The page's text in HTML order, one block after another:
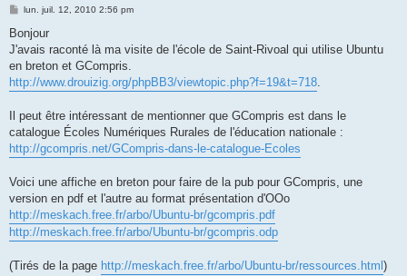
M
s
a
g
lun. juil. 12, 2010 2:56 pm
Bonjour
J'avais raconté là ma visite de l'école de Saint-Rivoal qui utilise Ubuntu
en breton et GCompris.
http://www.drouizig.org/phpBB3/viewtopic.php?f=19&t=718.
Il peut être intéressant de mentionner que GCompris est dans le
catalogue Écoles Numériques Rurales de l'éducation nationale :
http://gcompris.net/GCompris-dans-le-catalogue-Ecoles
Voici une affiche en breton pour faire de la pub pour GCompris, une
version en pdf et l'autre au format présentation d'OOo
http://meskach.free.fr/arbo/Ubuntu-br/gcompris.pdf
http://meskach.free.fr/arbo/Ubuntu-br/gcompris.odp
(Tirés de la page http://meskach.free.fr/arbo/Ubuntu-br/ressources.html )